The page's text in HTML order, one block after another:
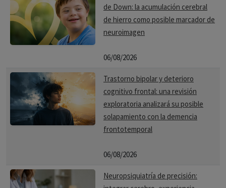
de Down: la acumulación cerebral
de hierro como posible marcador de
neuroimagen
06/08/2026
Trastorno bipolar y deterioro
cognitivo frontal: una revisión
exploratoria analizará su posible
solapamiento con la demencia
frontotemporal
06/08/2026
Neuropsiquiatría de precisión: